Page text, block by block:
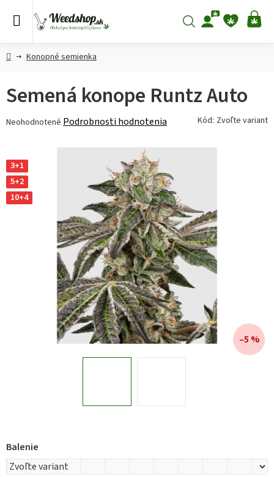
Hľadať
DomovKonopné semienka
Balenie
Semená konope Runtz Auto
Priemerné
je
0,0
z 5
hviezdičiek.
Neohodnotené Podrobnosti hodnotenia Kód: Zvoľte variant
3+1
5+2
10+4
–5 %